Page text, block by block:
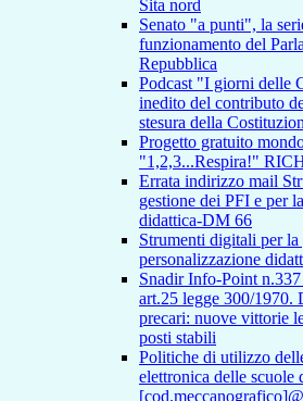
Sita nord
Senato "a punti", la
funzionamento del
Repubblica
Podcast "I giorni delle
inedito del contributo
stesura della
Progetto gratuito
"1,2,3...Respira!"
Errata indirizzo mail
gestione dei PFI e per
didattica-DM 66
Strumenti digitali per la
personalizzazione
Snadir Info-Point
art.25 legge 300/1970.
precari: nuove vittorie
posti stabili
Politiche di utilizzo
elettronica delle scuole